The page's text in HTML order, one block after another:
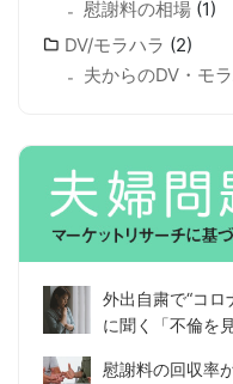
慰謝料の相場 (1)
DV/モラハラ (2)
夫からのDV・モ
外出自粛で“コロ
に聞く「不倫を
慰謝料の回収率